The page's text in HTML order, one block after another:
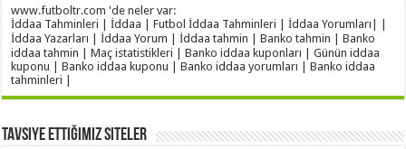
www.futboltr.com 'de neler var:
İddaa Tahminleri | İddaa | Futbol İddaa Tahminleri | İddaa Yorumları| |
İddaa Yazarları | İddaa Yorum | İddaa tahmin | Banko tahmin | Banko
iddaa tahmin | Maç istatistikleri | Banko iddaa kuponları | Günün iddaa
kuponu | Banko iddaa kuponu | Banko iddaa yorumları | Banko iddaa
tahminleri |
Tavsiye Ettiğimiz Siteler